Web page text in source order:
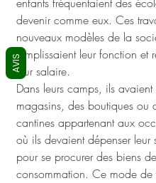
devenir comme eux. Ces
nouveaux modèles de la
remplissaient leur fonction et
leur salaire.
Dans leurs camps, ils avaient
magasins, des boutiques ou
cantines appartenant aux
où ils devaient dépenser leur
pour se procurer des biens de
consommation. Ce mode de
AVIS